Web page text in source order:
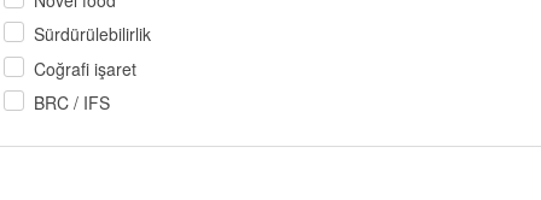
Sürdürülebilirlik
Coğrafi işaret
BRC / IFS